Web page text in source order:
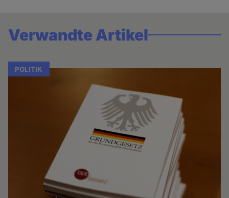
Verwandte Artikel
POLITIK